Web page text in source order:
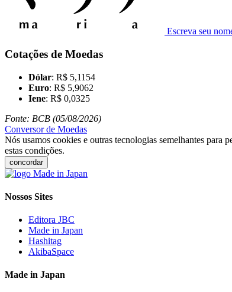
Escreva seu
Cotações de Moedas
Dólar: R$ 5,1154
Euro: R$ 5,9062
Iene: R$ 0,0325
Fonte: BCB (05/08/2026)
Conversor de Moedas
Nós usamos cookies e outras tecnologias semelhantes para
estas condições.
concordar
Nossos Sites
Editora JBC
Made in Japan
Hashitag
AkibaSpace
Made in Japan